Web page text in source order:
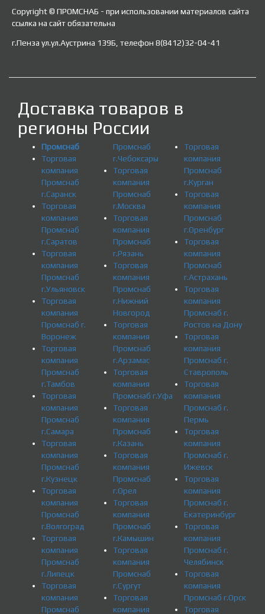
Copyright © ПРОМСНАБ - при использовании материалов сайта
ссылка на сайт обязательна
г.Пенза ул.ул.Аустрина 139Б, телефон 8(8412)32-04-41
Доставка товаров в
регионы России
Промснаб
Торговая
компания
Промснаб
г.Саранск
Торговая
компания
Промснаб
г.Саратов
Торговая
компания
Промснаб
г.Ульяновск
Торговая
компания
Промснаб г.
Воронеж
Торговая
компания
Промснаб
г.Тамбов
Торговая
компания
Промснаб
г.Самара
Торговая
компания
Промснаб
г.Кузнецк
Торговая
компания
Промснаб
г.Волгоград
Торговая
компания
Промснаб
г.Липецк
Торговая
компания
Промснаб
Промснаб
г.Чебоксары
Торговая
компания
Промснаб
г.Москва
Торговая
компания
Промснаб
г.Рязань
Торговая
компания
Промснаб
г.Нижний
Новгород
Торговая
компания
Промснаб
г.Арзамас
Торговая
компания
Промснаб г.Уфа
Торговая
компания
Промснаб
г.Казань
Торговая
компания
Промснаб
г.Орел
Торговая
компания
Промснаб
г.Камышин
Торговая
компания
Промснаб
г.Сургут
Торговая
компания
Торговая
компания
Промснаб
г.Курган
Торговая
компания
Промснаб
г.Оренбург
Торговая
компания
Промснаб
г.Астрахань
Торговая
компания
Промснаб г.
Ростов на Дону
Торговая
компания
Промснаб г.
Ставрополь
Торговая
компания
Промснаб г.
Пермь
Торговая
компания
Промснаб г.
Ижевск
Торговая
компания
Промснаб г.
Екатеринбург
Торговая
компания
Промснаб г.
Челябинск
Торговая
компания
Промснаб г.Орск
Торговая